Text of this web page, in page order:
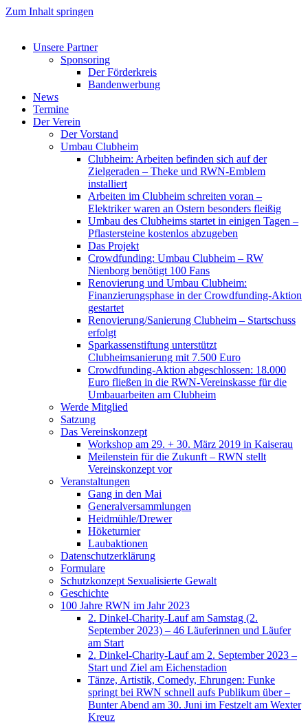
Zum Inhalt springen
Unsere Partner
Sponsoring
Der Förderkreis
Bandenwerbung
News
Termine
Der Verein
Der Vorstand
Umbau Clubheim
Clubheim: Arbeiten befinden sich auf der
Zielgeraden – Theke und RWN-Emblem
installiert
Arbeiten im Clubheim schreiten voran –
Elektriker waren an Ostern besonders fleißig
Umbau des Clubheims startet in einigen Tagen –
Pflastersteine kostenlos abzugeben
Das Projekt
Crowdfunding: Umbau Clubheim – RW
Nienborg benötigt 100 Fans
Renovierung und Umbau Clubheim:
Finanzierungsphase in der Crowdfunding-Aktion
gestartet
Renovierung/Sanierung Clubheim – Startschuss
erfolgt
Sparkassenstiftung unterstützt
Clubheimsanierung mit 7.500 Euro
Crowdfunding-Aktion abgeschlossen: 18.000
Euro fließen in die RWN-Vereinskasse für die
Umbauarbeiten am Clubheim
Werde Mitglied
Satzung
Das Vereinskonzept
Workshop am 29. + 30. März 2019 in Kaiserau
Meilenstein für die Zukunft – RWN stellt
Vereinskonzept vor
Veranstaltungen
Gang in den Mai
Generalversammlungen
Heidmühle/Drewer
Höketurnier
Laubaktionen
Datenschutzerklärung
Formulare
Schutzkonzept Sexualisierte Gewalt
Geschichte
100 Jahre RWN im Jahr 2023
2. Dinkel-Charity-Lauf am Samstag (2.
September 2023) – 46 Läuferinnen und Läufer
am Start
2. Dinkel-Charity-Lauf am 2. September 2023 –
Start und Ziel am Eichenstadion
Tänze, Artistik, Comedy, Ehrungen: Funke
springt bei RWN schnell aufs Publikum über –
Bunter Abend am 30. Juni im Festzelt am Wexter
Kreuz